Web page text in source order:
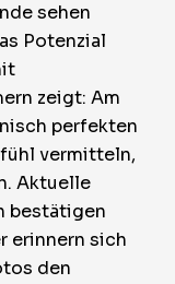
sehen
Potenzial
zeigt: Am
perfekten
vermitteln,
Aktuelle
bestätigen
erinnern sich
den